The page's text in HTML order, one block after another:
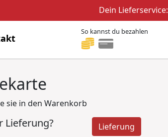
Dein Lieferservice:
So kannst du bezahlen
sie in den Warenkorb
Lieferung? Lieferung